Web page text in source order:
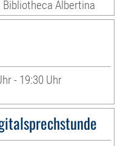
Albertina
- 19:30 Uhr